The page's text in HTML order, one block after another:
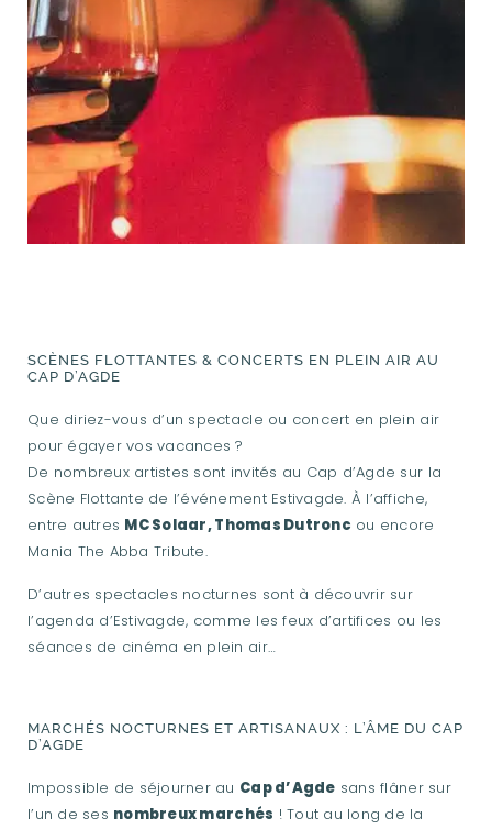
SCÈNES FLOTTANTES & CONCERTS EN PLEIN AIR AU
CAP D’AGDE
Que diriez-vous d’un spectacle ou concert en plein air
pour égayer vos vacances ?
De nombreux artistes sont invités au Cap d’Agde sur la
Scène Flottante de l’événement Estivagde. À l’affiche,
entre autres MC Solaar, Thomas Dutronc ou encore
Mania The Abba Tribute.
D’autres spectacles nocturnes sont à découvrir sur
l’agenda d’Estivagde, comme les feux d’artifices ou les
séances de cinéma en plein air…
MARCHÉS NOCTURNES ET ARTISANAUX : L’ÂME DU CAP
D’AGDE
Impossible de séjourner au Cap d’Agde sans flâner sur
l’un de ses nombreux marchés ! Tout au long de la